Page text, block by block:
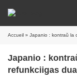
Accueil » Japanio : kontraŭ la
Japanio :
refunkciigas